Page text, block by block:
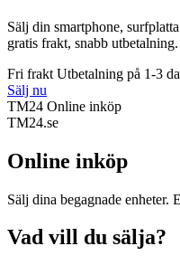
Sälj din smartphone,
gratis frakt, snabb utbetalning.
Fri frakt Utbetalning på 1-3
Sälj nu
TM24 Online inköp
TM24.se
Online inköp
Sälj dina begagnade enheter.
Vad vill du sälja?